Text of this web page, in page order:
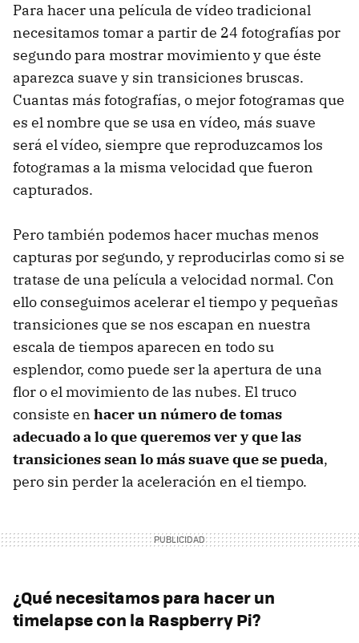
Para hacer una película de vídeo tradicional
necesitamos tomar a partir de 24 fotografías por
segundo para mostrar movimiento y que éste
aparezca suave y sin transiciones bruscas.
Cuantas más fotografías, o mejor fotogramas que
es el nombre que se usa en vídeo, más suave
será el vídeo, siempre que reproduzcamos los
fotogramas a la misma velocidad que fueron
capturados.
Pero también podemos hacer muchas menos
capturas por segundo, y reproducirlas como si se
tratase de una película a velocidad normal. Con
ello conseguimos acelerar el tiempo y pequeñas
transiciones que se nos escapan en nuestra
escala de tiempos aparecen en todo su
esplendor, como puede ser la apertura de una
flor o el movimiento de las nubes. El truco
consiste en hacer un número de tomas
adecuado a lo que queremos ver y que las
transiciones sean lo más suave que se pueda,
pero sin perder la aceleración en el tiempo.
¿Qué necesitamos para hacer un
timelapse con la Raspberry Pi?